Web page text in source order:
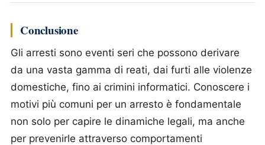
Conclusione
Gli arresti sono eventi seri che possono derivare
da una vasta gamma di reati, dai furti alle violenze
domestiche, fino ai crimini informatici. Conoscere i
motivi più comuni per un arresto è fondamentale
non solo per capire le dinamiche legali, ma anche
per prevenirle attraverso comportamenti